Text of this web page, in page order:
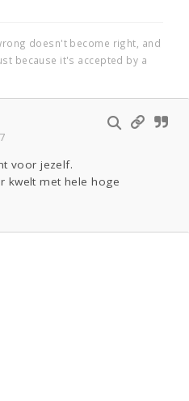
doesn't become right, and
because it's accepted by a
voor jezelf.
kwelt met hele hoge